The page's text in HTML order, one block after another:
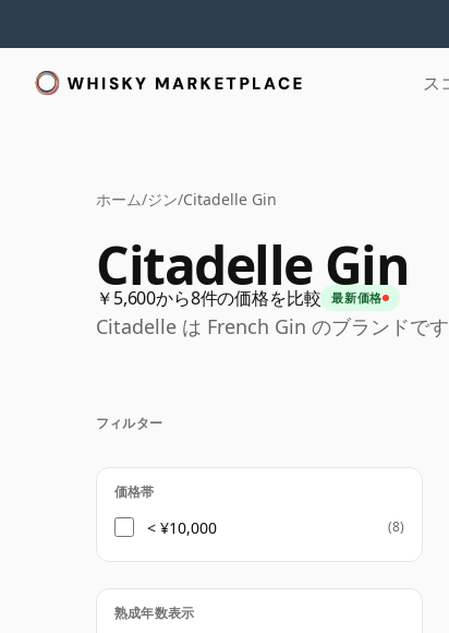
ス
ホーム/ジン/Citadelle Gin
Citadelle Gin
￥5,600から8件の価格を比較 最新価格
Citadelle は French Gin のブランドです
フィルター
価格帯
< ¥10,000 (8)
熟成年数表示